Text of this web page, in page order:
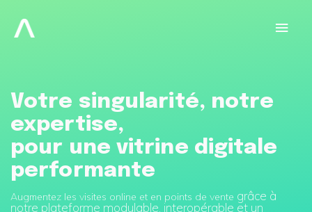
contenu
Votre singularité, notre
expertise,
pour une vitrine digitale
performante
Augmentez les visites online et en points de vente grâce à
notre plateforme modulable, interopérable et un